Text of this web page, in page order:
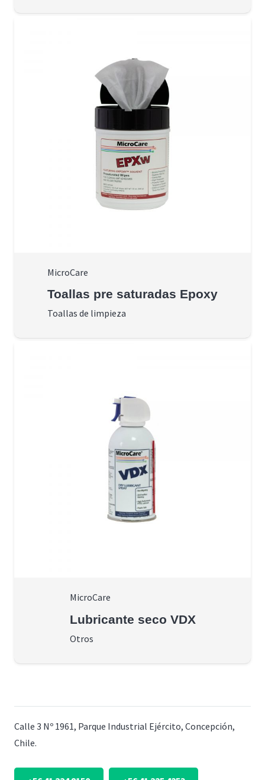
MicroCare
Toallas pre saturadas Epoxy
Toallas de limpieza
MicroCare
Lubricante seco VDX
Otros
Calle 3 Nº 1961, Parque Industrial Ejército, Concepción,
Chile.